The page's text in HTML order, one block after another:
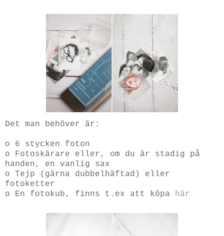
Det man behöver är:
o 6 stycken foton
o Fotoskärare eller, om du är stadig på
handen, en vanlig sax
o Tejp (gärna dubbelhäftad) eller
fotoketter
o En fotokub, finns t.ex att köpa här